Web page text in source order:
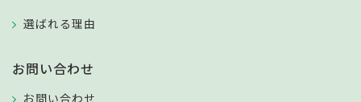
選ばれる理由
お問い合わせ
お問い合わせ